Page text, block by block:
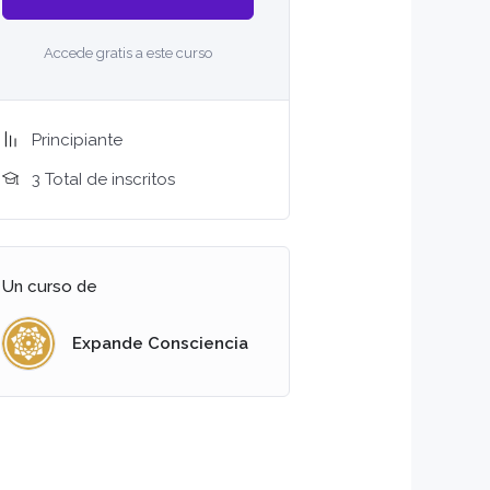
Accede gratis a este curso
Principiante
3 TotaI de inscritos
Un curso de
Expande Consciencia